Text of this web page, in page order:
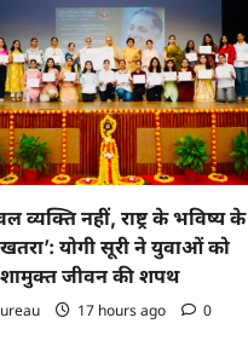
व्यक्ति नहीं, राष्ट्र के भविष्य के
योगी सूरी ने युवाओं को
जीवन की शपथ
17 hours ago 0